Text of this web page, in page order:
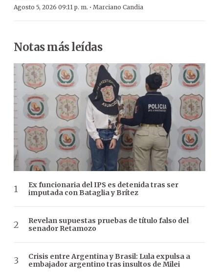
Agosto 5, 2026 09:11 p. m. · Marciano Candia
Notas más leídas
Ex funcionaria del IPS es detenida tras ser
imputada con Bataglia y Brítez
Revelan supuestas pruebas de título falso del
senador Retamozo
Crisis entre Argentina y Brasil: Lula expulsa a
embajador argentino tras insultos de Milei